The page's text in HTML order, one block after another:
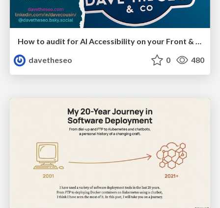
How to audit for AI Accessibility on your Front & Back End
davetheseo
0 480